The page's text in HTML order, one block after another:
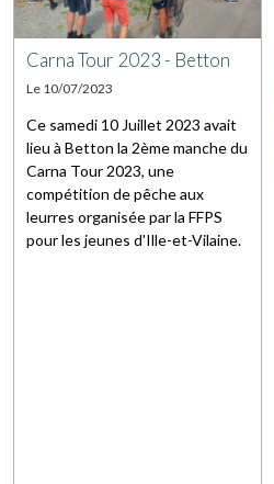
Carna Tour 2023 - Betton
Le 10/07/2023
Ce samedi 10 Juillet 2023 avait
lieu à Betton la 2ème manche du
Carna Tour 2023, une
compétition de pêche aux
leurres organisée par la FFPS
pour les jeunes d'Ille-et-Vilaine.